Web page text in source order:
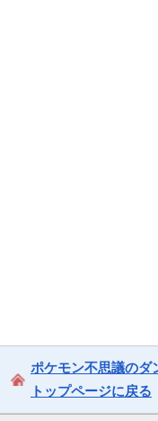
ポケモン不思議のダ
トップページに戻る